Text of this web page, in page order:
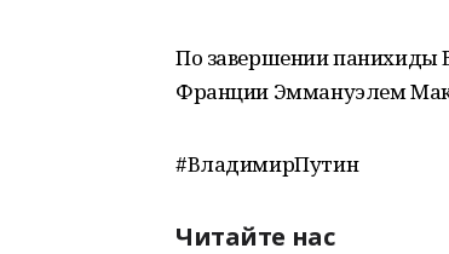
По завершении панихиды
Франции Эммануэлем
#ВладимирПутин
Читайте нас